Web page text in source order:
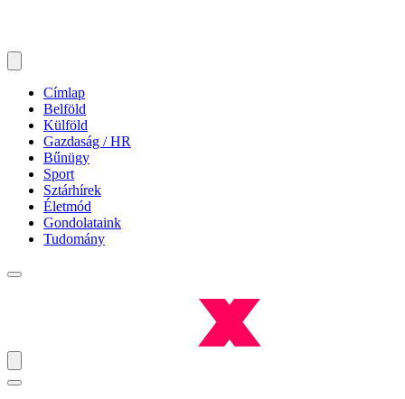
Címlap
Belföld
Külföld
Gazdaság / HR
Bűnügy
Sport
Sztárhírek
Életmód
Gondolataink
Tudomány